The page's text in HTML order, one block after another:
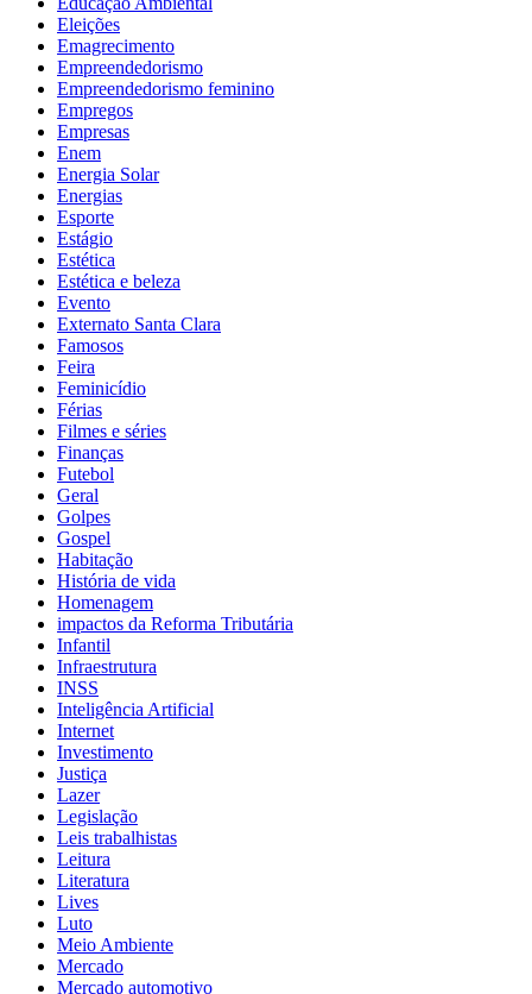
Eleições
Emagrecimento
Empreendedorismo
Empreendedorismo feminino
Empregos
Empresas
Enem
Energia Solar
Energias
Esporte
Estágio
Estética
Estética e beleza
Evento
Externato Santa Clara
Famosos
Feira
Feminicídio
Férias
Filmes e séries
Finanças
Futebol
Geral
Golpes
Gospel
Habitação
História de vida
Homenagem
impactos da Reforma Tributária
Infantil
Infraestrutura
INSS
Inteligência Artificial
Internet
Investimento
Justiça
Lazer
Legislação
Leis trabalhistas
Leitura
Literatura
Lives
Luto
Meio Ambiente
Mercado
Mercado automotivo